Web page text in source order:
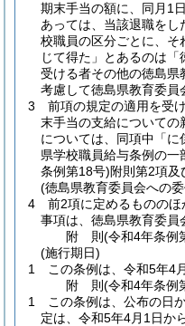
期末手当の額に、同月1日
あっては、当該退職をし
校職員の区分ごとに、
じて得た」とあるのは
受ける者その他の徳島県
考慮して徳島県教育委員
3
前項の規定の適用を受
末手当の支給についての
については、同項中「
県学校職員給与条例の一
条例第18号)附則第2項及
(徳島県教育委員会への
4
前2項に定めるものの
事項は、徳島県教育委員
附 則(令和4年条例
(施行期日)
1
この条例は、令和5年4
附 則(令和4年条例
1
この条例は、公布の日
定は、令和5年4月1日か